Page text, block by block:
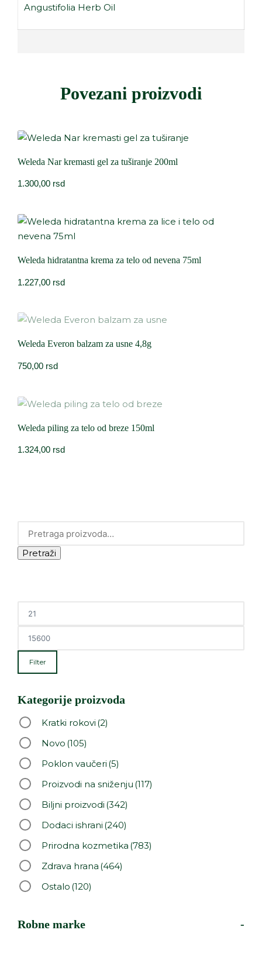
Angustifolia Herb Oil
Povezani proizvodi
Weleda Nar kremasti gel za tuširanje 200ml
1.300,00 rsd
Weleda hidratantna krema za telo od nevena 75ml
1.227,00 rsd
Weleda Everon balzam za usne 4,8g
750,00 rsd
Weleda piling za telo od breze 150ml
1.324,00 rsd
Pretraži
Filter
Kategorije proizvoda
Kratki rokovi (2)
Novo (105)
Poklon vaučeri (5)
Proizvodi na sniženju (117)
Biljni proizvodi (342)
Dodaci ishrani (240)
Prirodna kozmetika (783)
Zdrava hrana (464)
Ostalo (120)
Robne marke -